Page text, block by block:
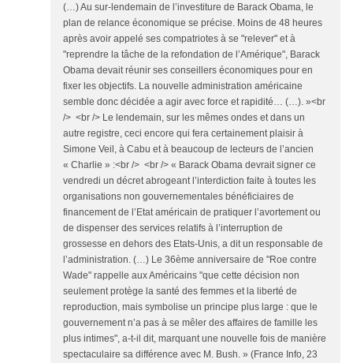
(…) Au sur-lendemain de l’investiture de Barack Obama, le
plan de relance économique se précise. Moins de 48 heures
après avoir appelé ses compatriotes à se "relever" et à
"reprendre la tâche de la refondation de l’Amérique", Barack
Obama devait réunir ses conseillers économiques pour en
fixer les objectifs. La nouvelle administration américaine
semble donc décidée a agir avec force et rapidité… (…). »<br
/> <br /> Le lendemain, sur les mêmes ondes et dans un
autre registre, ceci encore qui fera certainement plaisir à
Simone Veil, à Cabu et à beaucoup de lecteurs de l’ancien
« Charlie » :<br /> <br /> « Barack Obama devrait signer ce
vendredi un décret abrogeant l’interdiction faite à toutes les
organisations non gouvernementales bénéficiaires de
financement de l’Etat américain de pratiquer l’avortement ou
de dispenser des services relatifs à l’interruption de
grossesse en dehors des Etats-Unis, a dit un responsable de
l’administration. (…) Le 36ème anniversaire de "Roe contre
Wade" rappelle aux Américains "que cette décision non
seulement protège la santé des femmes et la liberté de
reproduction, mais symbolise un principe plus large : que le
gouvernement n’a pas à se mêler des affaires de famille les
plus intimes", a-t-il dit, marquant une nouvelle fois de manière
spectaculaire sa différence avec M. Bush. » (France Info, 23